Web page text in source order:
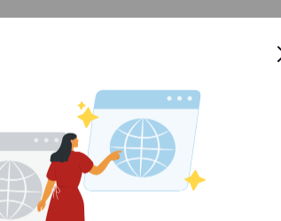
dari BMW Seri 7. Seri ini
penggunanya. Dengan desain
idaman kamu untuk menunjang
yang besar dengan lampu LED
halus menunjukkan karakter